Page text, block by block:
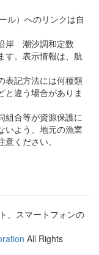
）へのリンクは自
岸 潮汐調和定数
。表示情報は、航
表記方法には何種類
と違う場合がありま
組合等が資源保護に
いよう、地元の漁業
ください。
、スマートフォンの
All Rights